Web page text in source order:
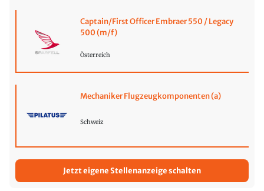
Captain/First Officer Embraer 550 / Legacy
500 (m/f)
Österreich
Mechaniker Flugzeugkomponenten (a)
Schweiz
Jetzt eigene Stellenanzeige schalten